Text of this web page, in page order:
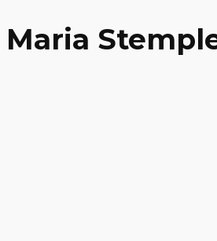
Maria